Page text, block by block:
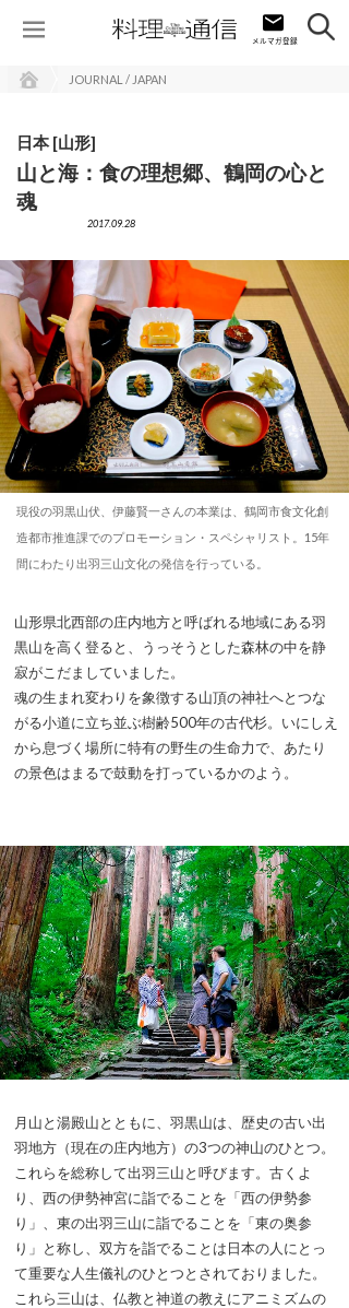
JOURNAL / JAPAN
日本 [山形]
山と海：食の理想郷、鶴岡の心と
魂
2017.09.28
現役の羽黒山伏、伊藤賢一さんの本業は、鶴岡市食文化創
造都市推進課でのプロモーション・スペシャリスト。15年
間にわたり出羽三山文化の発信を行っている。
山形県北西部の庄内地方と呼ばれる地域にある羽
黒山を高く登ると、うっそうとした森林の中を静
寂がこだましていました。
魂の生まれ変わりを象徴する山頂の神社へとつな
がる小道に立ち並ぶ樹齢500年の古代杉。いにしえ
から息づく場所に特有の野生の生命力で、あたり
の景色はまるで鼓動を打っているかのよう。
月山と湯殿山とともに、羽黒山は、歴史の古い出
羽地方（現在の庄内地方）の3つの神山のひとつ。
これらを総称して出羽三山と呼びます。古くよ
り、西の伊勢神宮に詣でることを「西の伊勢参
り」、東の出羽三山に詣でることを「東の奥参
り」と称し、双方を詣でることは日本の人にとっ
て重要な人生儀礼のひとつとされておりました。
これら三山は、仏教と神道の教えにアニミズムの